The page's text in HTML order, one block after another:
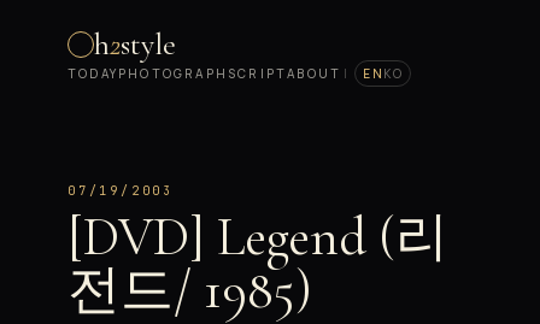
h2style
TODAY PHOTOGRAPH SCRIPTABOUT | EN KO
07/19/2003
[DVD] Legend (리
전드/ 1985)